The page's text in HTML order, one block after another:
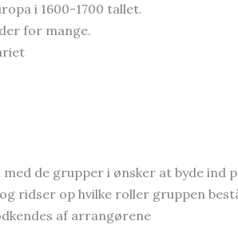
i 1600-1700 tallet.
for mange.
de grupper i ønsker at byde ind
ridser op hvilke roller gruppen
af arrangørene